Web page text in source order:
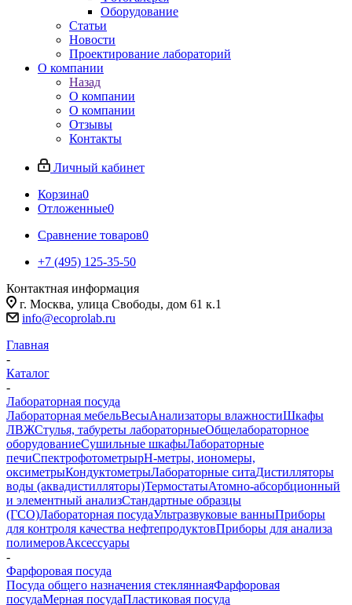
Оборудование
Статьи
Новости
Проектирование лабораторий
О компании
Назад
О компании
О компании
Отзывы
Контакты
Личный кабинет
Корзина0
Отложенные0
Сравнение товаров0
+7 (495) 125-35-50
Контактная информация
г. Москва, улица Свободы, дом 61 к.1
info@ecoprolab.ru
Главная
-
Каталог
-
Лабораторная посуда
Лабораторная мебельВесыАнализаторы влажностиШкафы
ЛВЖСтулья, табуреты лабораторныеОбщелабораторное
оборудованиеСушильные шкафыЛабораторные
печиСпектрофотометрыpH-метры, иономеры,
оксиметрыКондуктометрыЛабораторные ситаДистилляторы
воды (аквадистилляторы)ТермостатыАтомно-абсорбционный
и элементный анализСтандартные образцы
(ГСО)Лабораторная посудаУльтразвуковые ванныПриборы
для контроля качества нефтепродуктовПриборы для анализа
полимеровАксессуары
-
Фарфоровая посуда
Посуда общего назначения стекляннаяФарфоровая
посудаМерная посудаПластиковая посуда